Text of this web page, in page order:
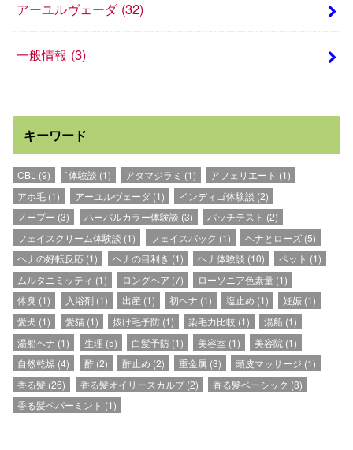
アーユルヴェーダ (32)
一般情報 (3)
キーワード
CBL (9) `体験談 (1) アタマジラミ (1) アフェリエート (1)
アホ毛 (1) アーユルヴェーダ(1) インディゴ体験談 (2)
ノープー (3) ハーバルカラー体験談 (3) パッチテスト (2)
フェイスクリーム体験談 (1) フェイスパック (1) ヘナとローズ(5)
ヘナの好転反応 (1) ヘナの目利き (1) ヘナ体験談 (10) ペット (1)
ムルタニミッティ (1) ロングヘア (7) ローソニア色素量(1)
体臭 (1) 入浴剤(1) 出産(1) 初ヘナ (1) 塩止め (1) 妊娠 (1)
愛犬 (1) 愛猫(1) 抜け毛予防(1) 染毛力比較 (1) 湯船 (1)
湯船ヘナ (1) 生理 (5) 白髪予防(1) 美容室 (1) 美容院 (1)
自然乾燥 (4) 酢(2) 酢止め (2) 重金属 (3) 頭皮マッサージ (1)
香る髪 (26) 香る髪オイリースカルプ(2) 香る髪ベーシック (8)
香る髪ペパーミント (1)